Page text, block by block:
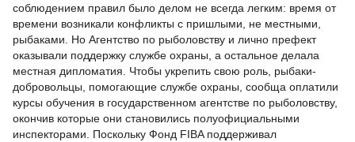
соблюдением правил было делом не всегда легким: время от
времени возникали конфликты с пришлыми, не местными,
рыбаками. Но Агентство по рыболовству и лично префект
оказывали поддержку службе охраны, а остальное делала
местная дипломатия. Чтобы укрепить свою роль, рыбаки-
добровольцы, помогающие службе охраны, сообща оплатили
курсы обучения в государственном агентстве по рыболовству,
окончив которые они становились полуофициальными
инспекторами. Поскольку Фонд FIBA поддерживал